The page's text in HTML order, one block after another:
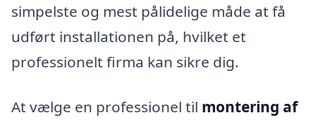
simpelste og mest pålidelige måde at få
udført installationen på, hvilket et
professionelt firma kan sikre dig.
At vælge en professionel til montering af